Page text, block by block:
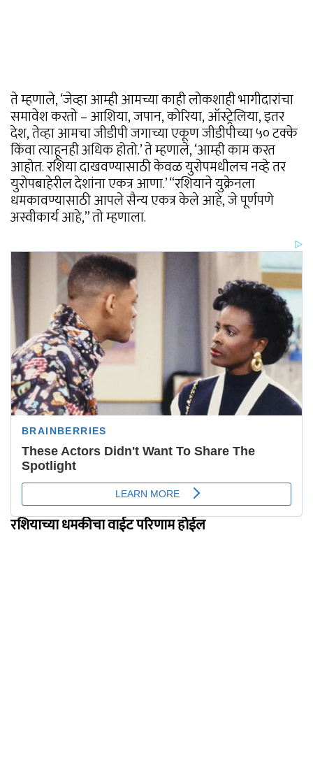
ते म्हणाले, ‘जेव्हा आम्ही आमच्या काही लोकशाही भागीदारांचा
समावेश करतो – आशिया, जपान, कोरिया, ऑस्ट्रेलिया, इतर
देश, तेव्हा आमचा जीडीपी जगाच्या एकूण जीडीपीच्या ५० टक्के
किंवा त्याहूनही अधिक होतो.’ ते म्हणाले, ‘आम्ही काम करत
आहोत. रशिया दाखवण्यासाठी केवळ युरोपमधीलच नव्हे तर
युरोपबाहेरील देशांना एकत्र आणा.’ “रशियाने युक्रेनला
धमकावण्यासाठी आपले सैन्य एकत्र केले आहे, जे पूर्णपणे
अस्वीकार्य आहे,” तो म्हणाला.
रशियाच्या धमकीचा वाईट परिणाम होईल